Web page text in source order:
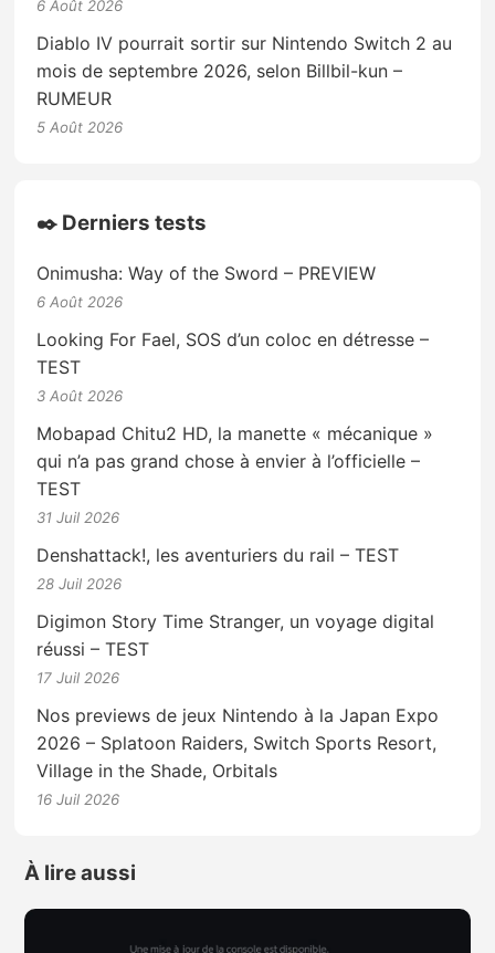
6 Août 2026
Diablo IV pourrait sortir sur Nintendo Switch 2 au
mois de septembre 2026, selon Billbil-kun –
RUMEUR
5 Août 2026
✒️ Derniers tests
Onimusha: Way of the Sword – PREVIEW
6 Août 2026
Looking For Fael, SOS d’un coloc en détresse –
TEST
3 Août 2026
Mobapad Chitu2 HD, la manette « mécanique »
qui n’a pas grand chose à envier à l’officielle –
TEST
31 Juil 2026
Denshattack!, les aventuriers du rail – TEST
28 Juil 2026
Digimon Story Time Stranger, un voyage digital
réussi – TEST
17 Juil 2026
Nos previews de jeux Nintendo à la Japan Expo
2026 – Splatoon Raiders, Switch Sports Resort,
Village in the Shade, Orbitals
16 Juil 2026
À lire aussi